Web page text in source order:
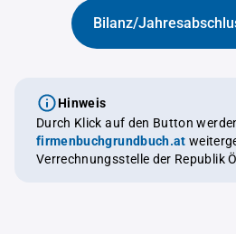
Bilanz/
Hinweis
Durch Klick auf den Button
firmenbuchgrundbuch.at weitergeleitet, eine offizielle
Verrechnungsstelle der Republik